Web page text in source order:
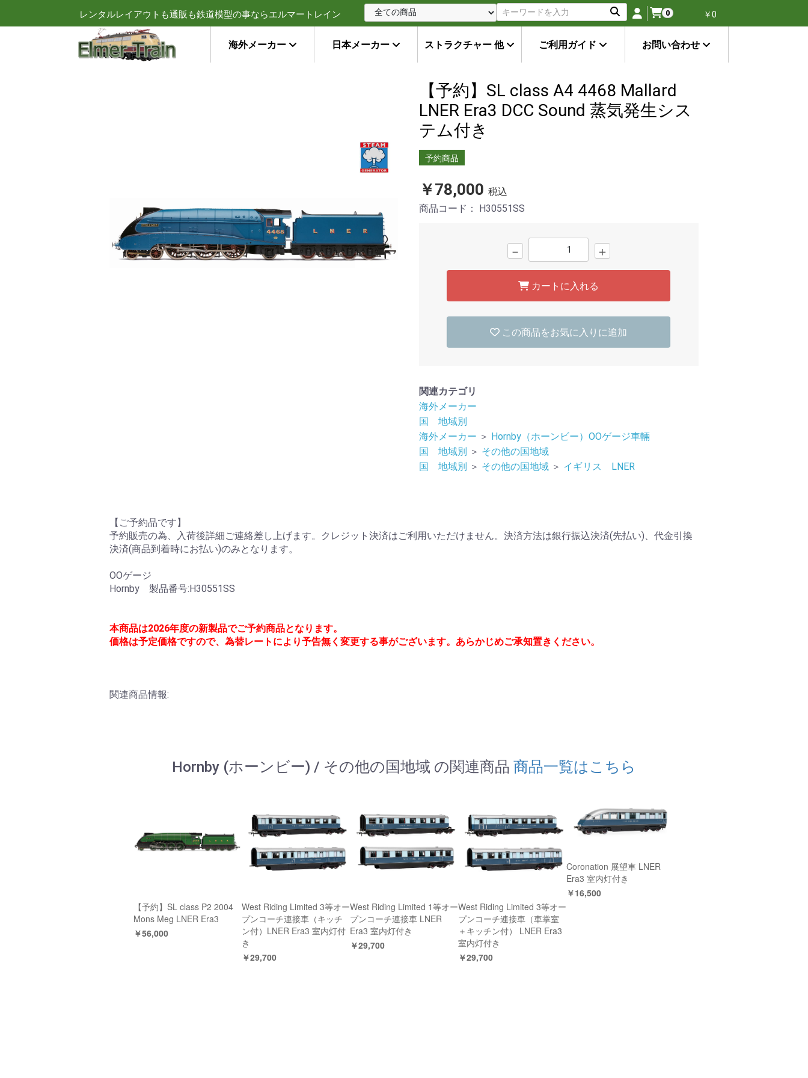
レンタルレイアウトも通販も鉄道模型の事ならエルマートレイン 0 ￥0
海外メーカー 日本メーカー ストラクチャー 他 ご利用ガイド お問い合わせ
【予約】SL class A4 4468 Mallard
LNER Era3 DCC Sound 蒸気発生シス
テム付き
予約商品
￥78,000 税込
商品コード： H30551SS
－ ＋
カートに入れる
この商品をお気に入りに追加
関連カテゴリ
海外メーカー
国 地域別
海外メーカー ＞ Hornby（ホーンビー）OOゲージ車輛
国 地域別 ＞ その他の国地域
国 地域別 ＞ その他の国地域 ＞ イギリス LNER
【ご予約品です】
予約販売の為、入荷後詳細ご連絡差し上げます。クレジット決済はご利用いただけません。決済方法は銀行振込決済(先払い)、代金引換
決済(商品到着時にお払い)のみとなります。
OOゲージ
Hornby 製品番号:H30551SS
本商品は2026年度の新製品でご予約商品となります。
価格は予定価格ですので、為替レートにより予告無く変更する事がございます。あらかじめご承知置きください。
関連商品情報:
Hornby (ホーンビー) / その他の国地域 の関連商品 商品一覧はこちら
【予約】SL class P2 2004
Mons Meg LNER Era3
￥56,000
West Riding Limited 3等オー
プンコーチ連接車（キッチ
ン付）LNER Era3 室内灯付
き
￥29,700
West Riding Limited 1等オー
プンコーチ連接車 LNER
Era3 室内灯付き
￥29,700
West Riding Limited 3等オー
プンコーチ連接車（車掌室
＋キッチン付） LNER Era3
室内灯付き
￥29,700
Coronation 展望車 LNER
Era3 室内灯付き
￥16,500